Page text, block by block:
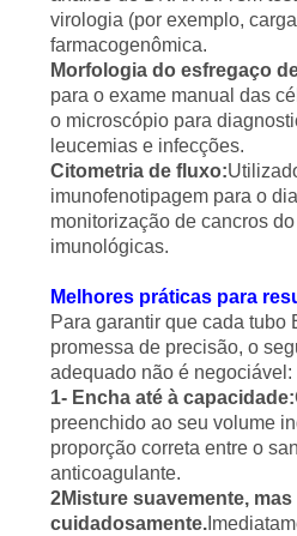
virologia (por exemplo,
farmacogenômica.
Morfologia do esfregaço
para o exame manual das
o microscópio para
leucemias e infecções.
Citometria de fluxo:
imunofenotipagem para o
monitorização de cancros
imunológicas.
Melhores práticas para
Para garantir que cada tubo
promessa de precisão, o
adequado não é negociável:
1- Encha até à capacidade:
preenchido ao seu volume
proporção correta entre o
anticoagulante.
2Misture suavemente, mas
cuidadosamente.